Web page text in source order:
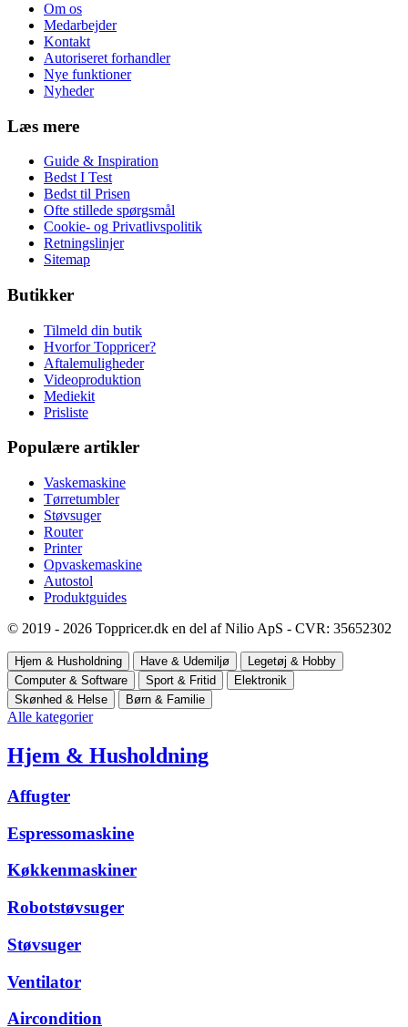
Om os
Medarbejder
Kontakt
Autoriseret forhandler
Nye funktioner
Nyheder
Læs mere
Guide & Inspiration
Bedst I Test
Bedst til Prisen
Ofte stillede spørgsmål
Cookie- og Privatlivspolitik
Retningslinjer
Sitemap
Butikker
Tilmeld din butik
Hvorfor Toppricer?
Aftalemuligheder
Videoproduktion
Mediekit
Prisliste
Populære artikler
Vaskemaskine
Tørretumbler
Støvsuger
Router
Printer
Opvaskemaskine
Autostol
Produktguides
© 2019 - 2026 Toppricer.dk en del af Nilio ApS - CVR: 35652302
Hjem & Husholdning Have & Udemiljø
Legetøj & Hobby
Computer & Software
Sport & Fritid
Elektronik
Skønhed & Helse
Børn & Familie
Alle kategorier
Hjem & Husholdning
Affugter
Espressomaskine
Køkkenmaskiner
Robotstøvsuger
Støvsuger
Ventilator
Aircondition